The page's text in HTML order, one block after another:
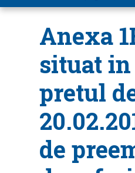
Anexa
situat
pretul
de